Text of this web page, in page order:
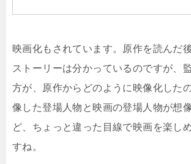
映画化もされています。原作を読んだ
ストーリーは分かっているのですが、
方が、原作からどのように映像化した
像した登場人物と映画の登場人物が想
ど、ちょっと違った目線で映画を楽し
すね。